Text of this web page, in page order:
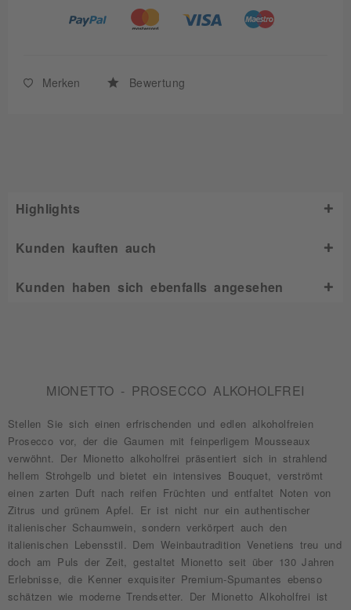
Merken Bewertung
Highlights
Kunden kauften auch
Kunden haben sich ebenfalls angesehen
MIONETTO - PROSECCO ALKOHOLFREI
Stellen Sie sich einen erfrischenden und edlen alkoholfreien
Prosecco vor, der die Gaumen mit feinperligem Mousseaux
verwöhnt. Der Mionetto alkoholfrei präsentiert sich in strahlend
hellem Strohgelb und bietet ein intensives Bouquet, verströmt
einen zarten Duft nach reifen Früchten und entfaltet Noten von
Zitrus und grünem Apfel. Er ist nicht nur ein authentischer
italienischer Schaumwein, sondern verkörpert auch den
italienischen Lebensstil. Dem Weinbautradition Venetiens treu und
doch am Puls der Zeit, gestaltet Mionetto seit über 130 Jahren
Erlebnisse, die Kenner exquisiter Premium-Spumantes ebenso
schätzen wie moderne Trendsetter. Der Mionetto Alkoholfrei ist